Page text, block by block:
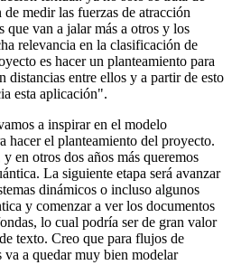
medir las fuerzas de atracción
que van a jalar más a otros y los
relevancia en la clasificación de
es hacer un planteamiento para
distancias entre ellos y a partir de esto
esta aplicación".
a inspirar en el modelo
hacer el planteamiento del proyecto.
en otros dos años más queremos
La siguiente etapa será avanzar
dinámicos o incluso algunos
y comenzar a ver los documentos
lo cual podría ser de gran valor
texto. Creo que para flujos de
a quedar muy bien modelar